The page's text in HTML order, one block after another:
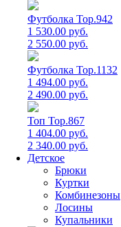
Футболка Top.942
1 530.00 руб.
2 550.00 руб.
Футболка Top.1132
1 494.00 руб.
2 490.00 руб.
Топ Top.867
1 404.00 руб.
2 340.00 руб.
Детское
Брюки
Куртки
Комбинезоны
Лосины
Купальники